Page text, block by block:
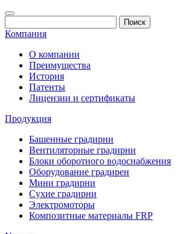
Компания
О компании
Преимущества
История
Патенты
Лицензии и сертификаты
Продукция
Башенные градирни
Вентиляторные градирни
Блоки оборотного водоснабжения
Оборудование градирен
Мини градирни
Сухие градирни
Электромоторы
Композитные материалы FRP